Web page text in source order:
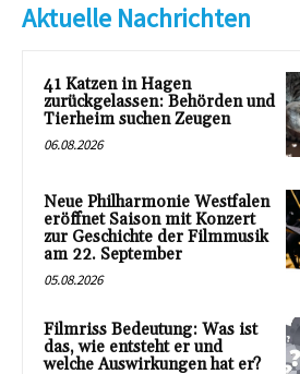
Aktuelle Nachrichten
41 Katzen in Hagen
zurückgelassen: Behörden und
Tierheim suchen Zeugen
06.08.2026
Neue Philharmonie Westfalen
eröffnet Saison mit Konzert
zur Geschichte der Filmmusik
am 22. September
05.08.2026
Filmriss Bedeutung: Was ist
das, wie entsteht er und
welche Auswirkungen hat er?